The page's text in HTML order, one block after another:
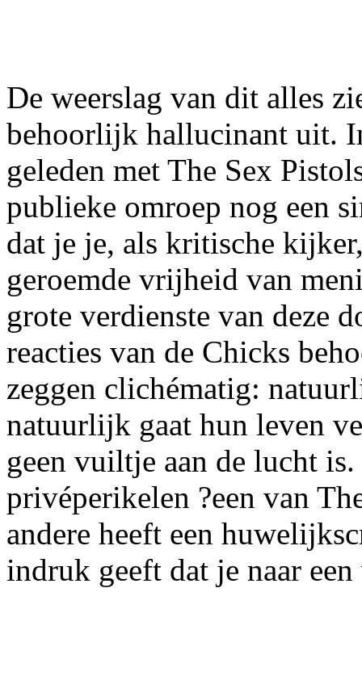
De weerslag van dit alles
behoorlijk hallucinant uit.
geleden met The Sex
publieke omroep nog een
dat je je, als kritische
geroemde vrijheid van
grote verdienste van deze
reacties van de Chicks
zeggen clichématig:
natuurlijk gaat hun leven
geen vuiltje aan de lucht
privéperikelen ?een van
andere heeft een
indruk geeft dat je naar